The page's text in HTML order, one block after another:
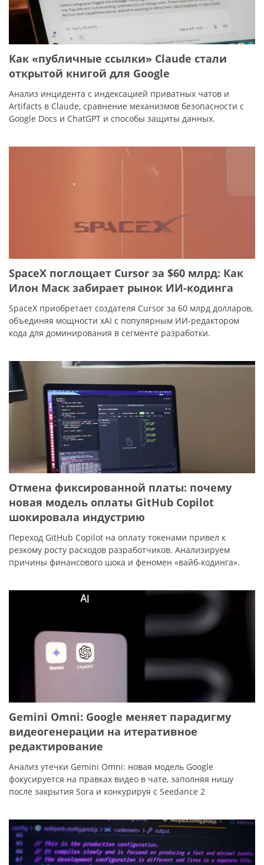
Как «публичные ссылки» Claude стали
открытой книгой для Google
Анализ инцидента с индексацией приватных чатов и
Artifacts в Claude, сравнение механизмов безопасности с
Google Docs и ChatGPT и способы защиты данных.
SpaceX поглощает Cursor за $60 млрд: Как
Илон Маск забирает рынок ИИ-кодинга
SpaceX приобретает создателя Cursor за 60 млрд долларов,
объединяя мощности xAI с популярным ИИ-редактором
кода для доминирования в сегменте разработки.
Отмена фиксированной платы: почему
новая модель оплаты GitHub Copilot
шокировала индустрию
Переход GitHub Copilot на оплату токенами привел к
резкому росту расходов разработчиков. Анализируем
причины финансового шока и феномен «вайб-кодинга».
Gemini Omni: Google меняет парадигму
видеогенерации на итеративное
редактирование
Анализ утечки Gemini Omni: новая модель Google
фокусируется на правках видео в чате, заполняя нишу
после закрытия Sora и конкурируя с Seedance 2